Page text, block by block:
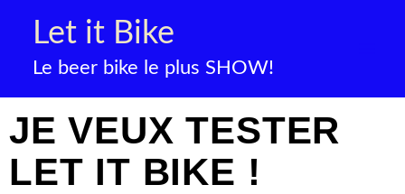
content
Let it Bike
Le beer bike le plus SHOW!
JE VEUX TESTER
LET IT BIKE !